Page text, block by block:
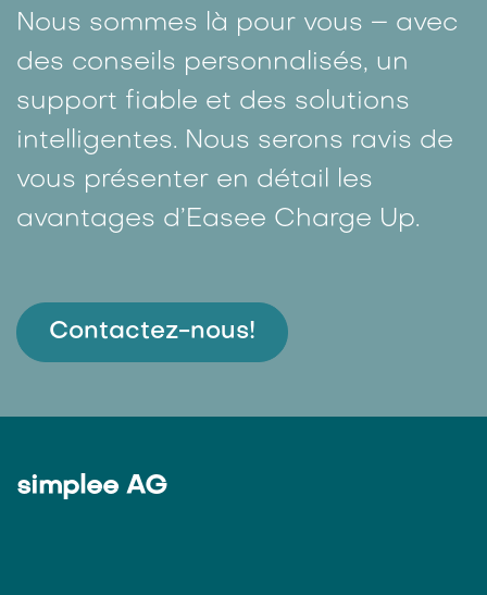
Nous sommes là pour vous – avec
des conseils personnalisés, un
support fiable et des solutions
intelligentes. Nous serons ravis de
vous présenter en détail les
avantages d’Easee Charge Up.
Contactez-nous!
simplee AG